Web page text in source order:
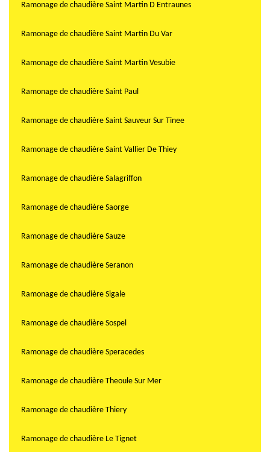
Ramonage de chaudière Saint Martin D Entraunes
Ramonage de chaudière Saint Martin Du Var
Ramonage de chaudière Saint Martin Vesubie
Ramonage de chaudière Saint Paul
Ramonage de chaudière Saint Sauveur Sur Tinee
Ramonage de chaudière Saint Vallier De Thiey
Ramonage de chaudière Salagriffon
Ramonage de chaudière Saorge
Ramonage de chaudière Sauze
Ramonage de chaudière Seranon
Ramonage de chaudière Sigale
Ramonage de chaudière Sospel
Ramonage de chaudière Speracedes
Ramonage de chaudière Theoule Sur Mer
Ramonage de chaudière Thiery
Ramonage de chaudière Le Tignet